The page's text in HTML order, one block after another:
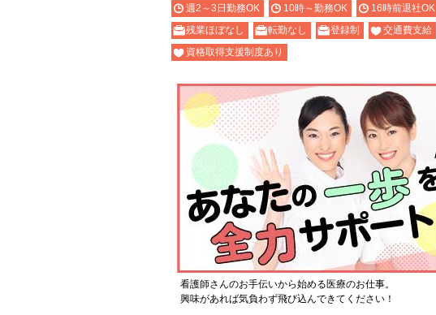
週2～3日勤務OK
10時～勤務OK 16時前退社OK
残業ほぼなし
転勤なし 登録制 交通費支給
資格取得支援制度あり
看護師さんのお手伝いから始める医療のお仕事。
興味があれば気負わず飛び込んできてください！